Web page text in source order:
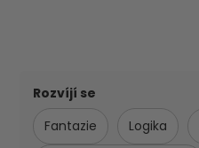
Rozvíjí se
Fantazie
Logika